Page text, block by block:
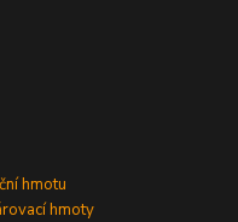
hmotu
hmoty